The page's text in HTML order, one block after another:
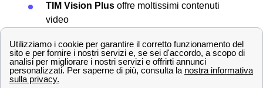
TIM Vision Plus offre moltissimi contenuti
video
partite per i tifosi montefiasconesi o falisci
TIM Games ha oltre 100 giochi disponibili a
5m2 al mese